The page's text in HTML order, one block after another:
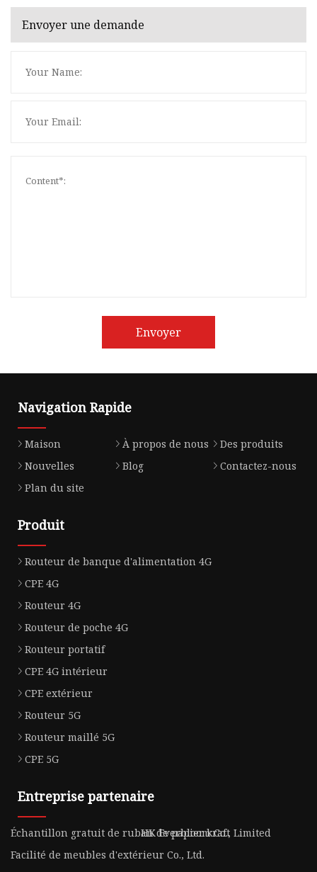
Envoyer une demande
Envoyer
Navigation Rapide
Maison À propos de nous
Des produits
Nouvelles
Blog
Contactez-nous
Plan du site
Produit
Routeur de banque d'alimentation 4G
CPE 4G
Routeur 4G
Routeur de poche 4G
Routeur portatif
CPE 4G intérieur
CPE extérieur
Routeur 5G
Routeur maillé 5G
CPE 5G
Entreprise partenaire
Échantillon gratuit de ruban de papier kraft
HK Everbloom Co., Limited
Facilité de meubles d'extérieur Co., Ltd.